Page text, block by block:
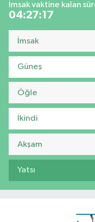
İmsak vaktine kalan
04:27:17
İmsak
Güneş
Öğle
İkindi
Akşam
Yatsı